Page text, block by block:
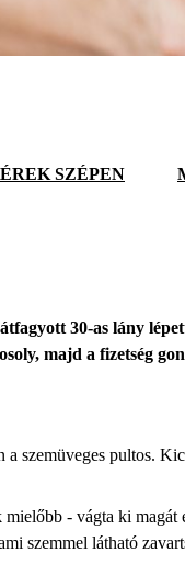
SZÉPEN
30-as lány
majd a fizetség
a szemüveges pultos.
- vágta ki
szemmel látható